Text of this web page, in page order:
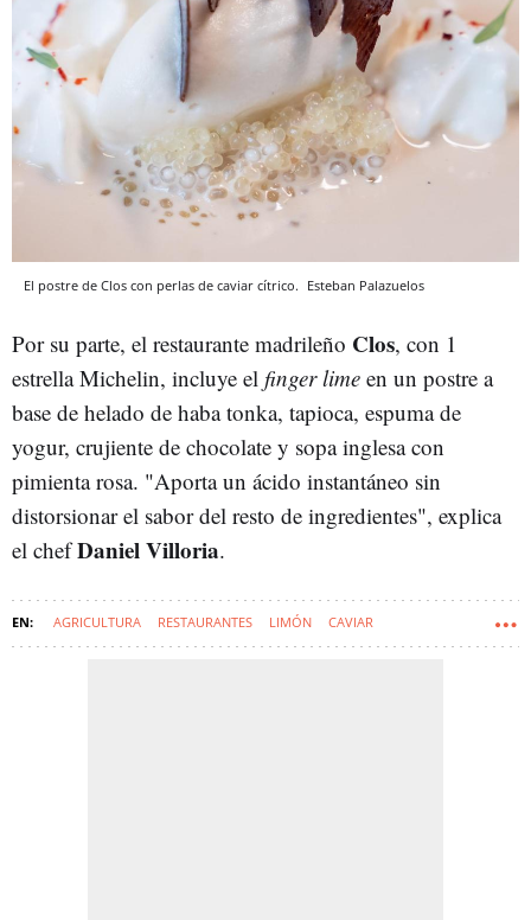
El postre de Clos con perlas de caviar cítrico. Esteban Palazuelos
Por su parte, el restaurante madrileño Clos, con 1
estrella Michelin, incluye el finger lime en un postre a
base de helado de haba tonka, tapioca, espuma de
yogur, crujiente de chocolate y sopa inglesa con
pimienta rosa. "Aporta un ácido instantáneo sin
distorsionar el sabor del resto de ingredientes", explica
el chefDaniel Villoria.
AGRICULTURA RESTAURANTES LIMÓN CAVIAR